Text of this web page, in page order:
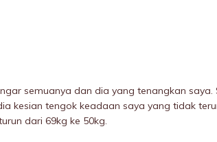
semuanya dan dia yang tenangkan saya.
kesian tengok keadaan saya yang tidak
dari 69kg ke 50kg.